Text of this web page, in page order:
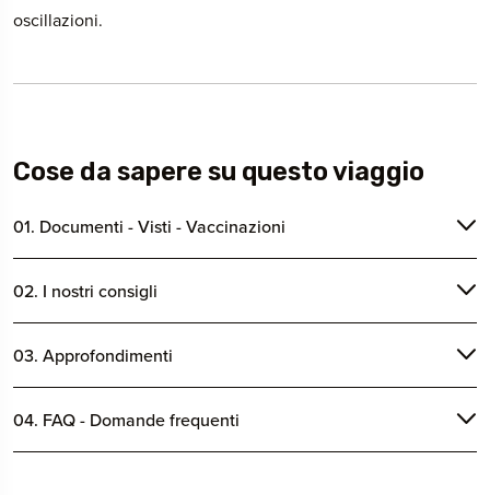
oscillazioni.
Cose da sapere su questo viaggio
01. Documenti - Visti - Vaccinazioni
02. I nostri consigli
03. Approfondimenti
04. FAQ - Domande frequenti